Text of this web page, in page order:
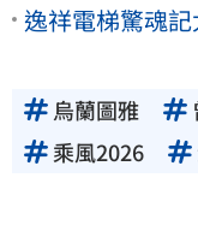
逸祥電梯驚魂
烏蘭圖雅
乘風2026